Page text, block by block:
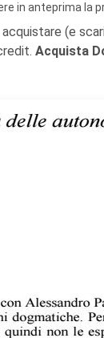
in anteprima la
(e
Acquista